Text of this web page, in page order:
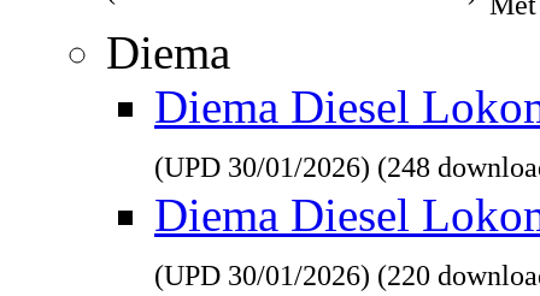
Diema
Diema Diesel
(UPD 30/01/2026) (248
Diema Diesel
(UPD 30/01/2026) (220